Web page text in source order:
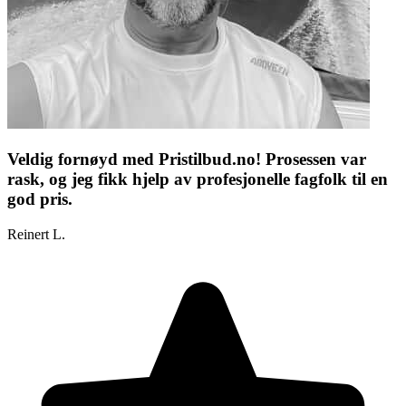
Veldig fornøyd med Pristilbud.no! Prosessen var
rask, og jeg fikk hjelp av profesjonelle fagfolk til en
god pris.
Reinert L.